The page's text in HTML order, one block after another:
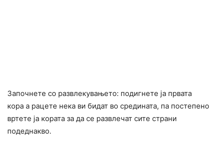
Започнете со развлекувањето: подигнете ја првата
кора а рацете нека ви бидат во средината, па постепено
вртете ја кората за да се развлечат сите страни
подеднакво.